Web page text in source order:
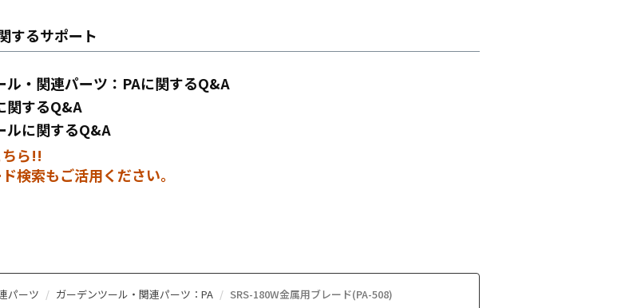
するサポート
ル・関連パーツ：PAに関するQ&A
関するQ&A
ルに関するQ&A
ちら!!
検索もご活用ください。
パーツ ガーデンツール・関連パーツ：PA SRS-180W金属用ブレード(PA-508)